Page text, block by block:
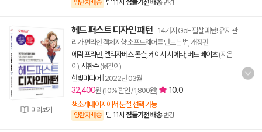
양탄자배송 밤 11시 잠들기전 배송 변경
미리보기
헤드 퍼스트 디자인 패턴 - 14가지 GoF 필살 패턴! 유지 관
리가 편리한 객체지향 소프트웨어를 만드는 법, 개정판
에릭 프리먼 엘리자베스 롭슨, 케이시 시에라, 버트 베이츠(지은
이), 서환수(옮긴이)
한빛미디어 2022년 03월
32,400원 (10% 할인 / 1,800원) 10.0
책소개페이지에서 분철 선택 가능
양탄자배송 밤 11시 잠들기전 배송 변경